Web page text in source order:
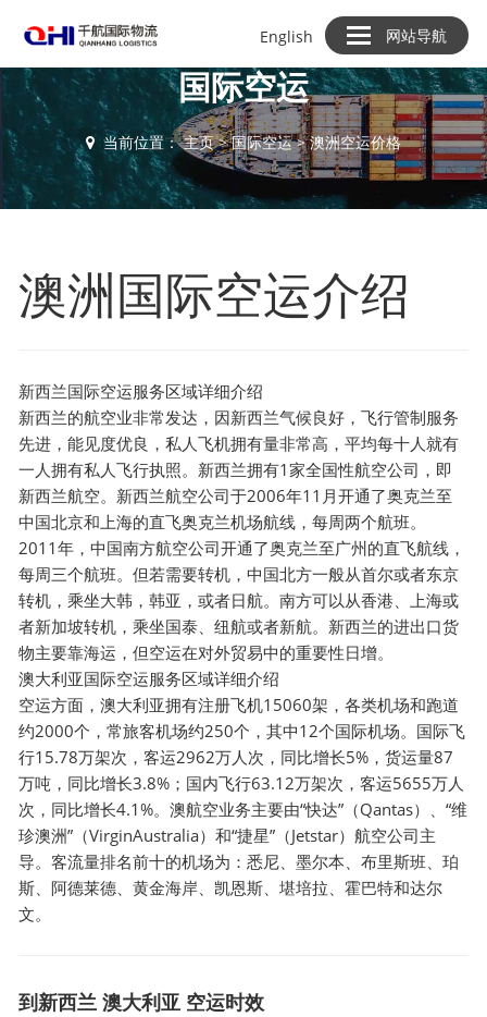
English 网站导航
国际空运
当前位置：主页>国际空运>澳洲空运价格
澳洲国际空运介绍
新西兰国际空运服务区域详细介绍
新西兰的航空业非常发达，因新西兰气候良好，飞行管制服务
先进，能见度优良，私人飞机拥有量非常高，平均每十人就有
一人拥有私人飞行执照。新西兰拥有1家全国性航空公司，即
新西兰航空。新西兰航空公司于2006年11月开通了奥克兰至
中国北京和上海的直飞奥克兰机场航线，每周两个航班。
2011年，中国南方航空公司开通了奥克兰至广州的直飞航线，
每周三个航班。但若需要转机，中国北方一般从首尔或者东京
转机，乘坐大韩，韩亚，或者日航。南方可以从香港、上海或
者新加坡转机，乘坐国泰、纽航或者新航。新西兰的进出口货
物主要靠海运，但空运在对外贸易中的重要性日增。
澳大利亚国际空运服务区域详细介绍
空运方面，澳大利亚拥有注册飞机15060架，各类机场和跑道
约2000个，常旅客机场约250个，其中12个国际机场。国际飞
行15.78万架次，客运2962万人次，同比增长5%，货运量87
万吨，同比增长3.8%；国内飞行63.12万架次，客运5655万人
次，同比增长4.1%。澳航空业务主要由“快达”（Qantas）、“维
珍澳洲”（VirginAustralia）和“捷星”（Jetstar）航空公司主
导。客流量排名前十的机场为：悉尼、墨尔本、布里斯班、珀
斯、阿德莱德、黄金海岸、凯恩斯、堪培拉、霍巴特和达尔
文。
到新西兰 澳大利亚 空运时效